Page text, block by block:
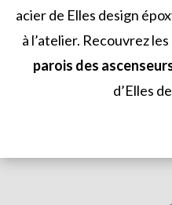
acier de Elles design
à l’atelier. Recouvrez
parois des
d’Elles